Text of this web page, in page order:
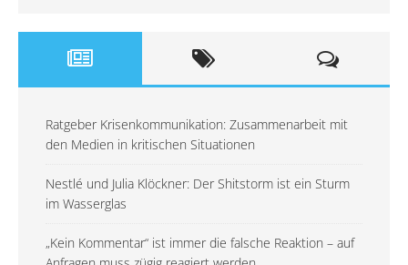
Ratgeber Krisenkommunikation: Zusammenarbeit mit
den Medien in kritischen Situationen
Nestlé und Julia Klöckner: Der Shitstorm ist ein Sturm
im Wasserglas
„Kein Kommentar“ ist immer die falsche Reaktion – auf